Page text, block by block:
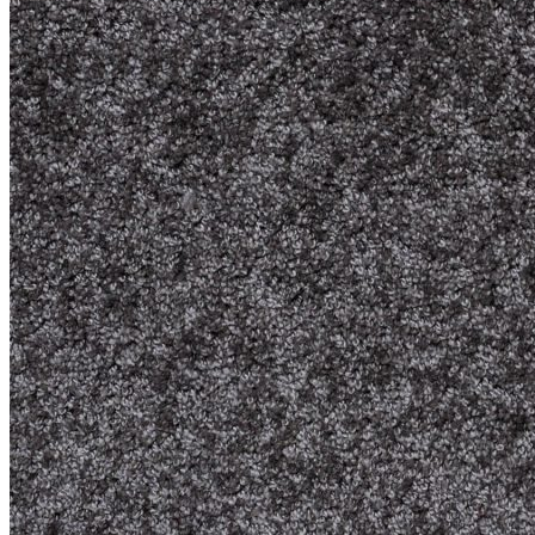
Коричневый
Кремовый
Оливковый
Разноцветный
Розовый
Серый
Синий
Фиолетовый
Черный
По
цене
от
100
₽
до
5
000
₽
от
5
000
₽
до
15